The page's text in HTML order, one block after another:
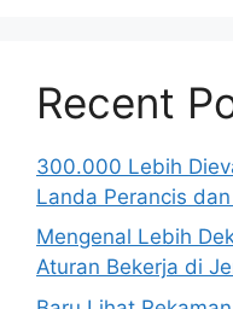
Recent
300.000 Lebih
Landa Perancis
Mengenal Lebih
Aturan Bekerja di